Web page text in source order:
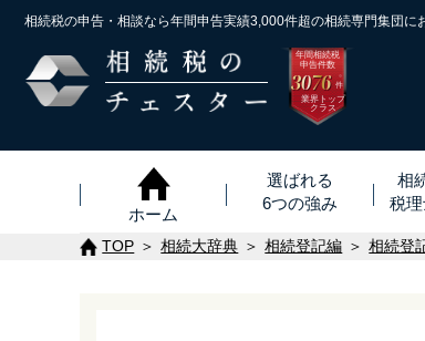
相続税の申告・相談なら年間申告実績3,000件超の相続専門集団に
年間相続税
申告件数
3076 ※
件
業界トップ
クラス
ホーム
選ばれる
6つの強み
相
税
TOP 相続大辞典 相続登記編 相続登